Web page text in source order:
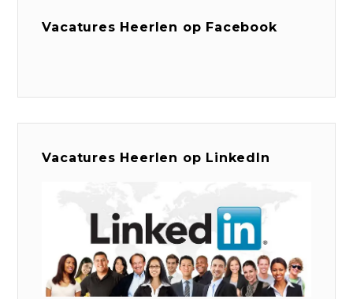
Vacatures Heerlen op Facebook
Vacatures Heerlen op LinkedIn